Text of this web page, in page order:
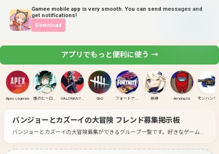
Gamee mobile app is very smooth. You can send messages and
get notifications!
Download
アプリでもっと便利に使う →
Apex Legends 僕のヒーローアカデミア ULTRA RUMBLE VALORANT(PC) DbD フォートナイト 原神 Among Us
バンジョーとカズーイの大冒険フレンド募集掲示板
バンジョーとカズーイの大冒険募集ができるグループ一覧です。 好きなゲームの